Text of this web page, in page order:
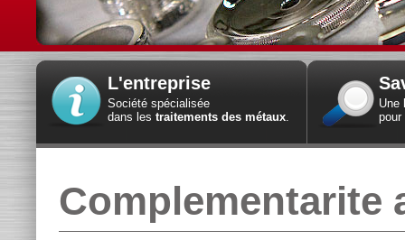
L'entreprise
Société spécialisée
dans les traitements des métaux.
Une
pour
Complementarite